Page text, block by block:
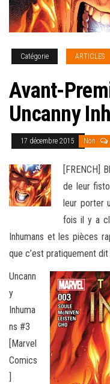
Catégorie ARTICLES
Avant-
Uncanny
17 décembre 2015 Non
[FRENCH]
de leur
leur porter
fois il y a
Inhumans et les pièces
que c’est pratiquement dit
Uncann
y
Inhuma
ns #3
[Marvel
Comics
]